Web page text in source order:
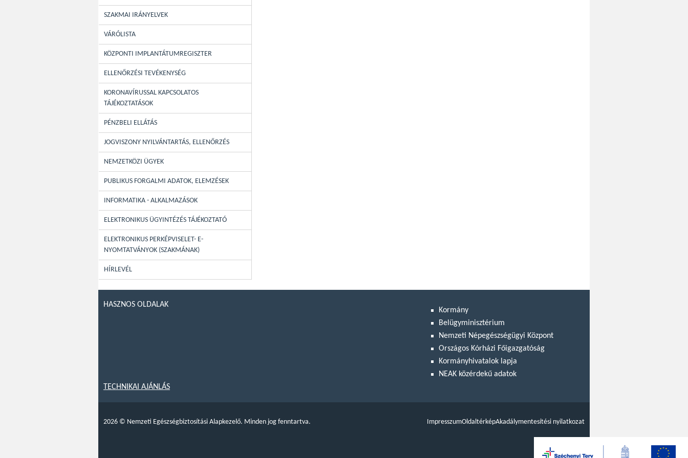
SZAKMAI IRÁNYELVEK
VÁRÓLISTA
KÖZPONTI IMPLANTÁTUMREGISZTER
ELLENŐRZÉSI TEVÉKENYSÉG
KORONAVÍRUSSAL KAPCSOLATOS
TÁJÉKOZTATÁSOK
PÉNZBELI ELLÁTÁS
JOGVISZONY NYILVÁNTARTÁS, ELLENŐRZÉS
NEMZETKÖZI ÜGYEK
PUBLIKUS FORGALMI ADATOK, ELEMZÉSEK
INFORMATIKA - ALKALMAZÁSOK
ELEKTRONIKUS ÜGYINTÉZÉS TÁJÉKOZTATÓ
ELEKTRONIKUS PERKÉPVISELET- E-
NYOMTATVÁNYOK (SZAKMÁNAK)
HÍRLEVÉL
HASZNOS OLDALAK
Kormány
Belügyminisztérium
Nemzeti Népegészségügyi Központ
Országos Kórházi Főigazgatóság
Kormányhivatalok lapja
NEAK közérdekű adatok
TECHNIKAI AJÁNLÁS
2026 © Nemzeti Egészségbiztosítási Alapkezelő. Minden jog fenntartva. ImpresszumOldaltérképAkadálymentesítési nyilatkozat